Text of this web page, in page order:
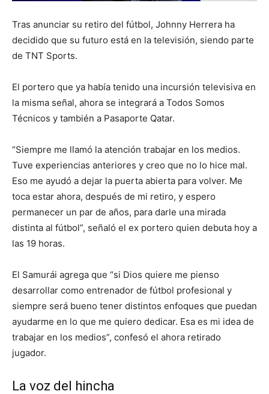
Tras anunciar su retiro del fútbol, Johnny Herrera ha
decidido que su futuro está en la televisión, siendo parte
de TNT Sports.
El portero que ya había tenido una incursión televisiva en
la misma señal, ahora se integrará a Todos Somos
Técnicos y también a Pasaporte Qatar.
“Siempre me llamó la atención trabajar en los medios.
Tuve experiencias anteriores y creo que no lo hice mal.
Eso me ayudó a dejar la puerta abierta para volver. Me
toca estar ahora, después de mi retiro, y espero
permanecer un par de años, para darle una mirada
distinta al fútbol”, señaló el ex portero quien debuta hoy a
las 19 horas.
El Samurái agrega que “si Dios quiere me pienso
desarrollar como entrenador de fútbol profesional y
siempre será bueno tener distintos enfoques que puedan
ayudarme en lo que me quiero dedicar. Esa es mi idea de
trabajar en los medios”, confesó el ahora retirado
jugador.
La voz del hincha